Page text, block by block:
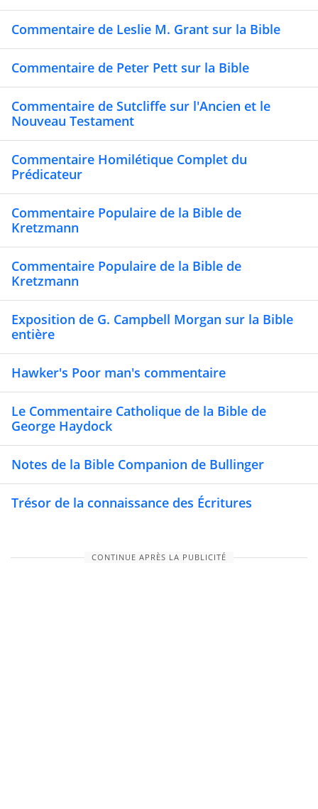
Commentaire de Leslie M. Grant sur la Bible
Commentaire de Peter Pett sur la Bible
Commentaire de Sutcliffe sur l'Ancien et le
Nouveau Testament
Commentaire Homilétique Complet du
Prédicateur
Commentaire Populaire de la Bible de
Kretzmann
Commentaire Populaire de la Bible de
Kretzmann
Exposition de G. Campbell Morgan sur la Bible
entière
Hawker's Poor man's commentaire
Le Commentaire Catholique de la Bible de
George Haydock
Notes de la Bible Companion de Bullinger
Trésor de la connaissance des Écritures
CONTINUE APRÈS LA PUBLICITÉ